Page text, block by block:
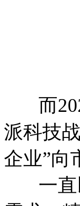
而
派科技
企业”向
一直